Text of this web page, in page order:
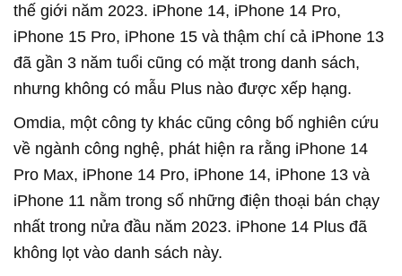
thế giới năm 2023. iPhone 14, iPhone 14 Pro,
iPhone 15 Pro, iPhone 15 và thậm chí cả iPhone 13
đã gần 3 năm tuổi cũng có mặt trong danh sách,
nhưng không có mẫu Plus nào được xếp hạng.
Omdia, một công ty khác cũng công bố nghiên cứu
về ngành công nghệ, phát hiện ra rằng iPhone 14
Pro Max, iPhone 14 Pro, iPhone 14, iPhone 13 và
iPhone 11 nằm trong số những điện thoại bán chạy
nhất trong nửa đầu năm 2023. iPhone 14 Plus đã
không lọt vào danh sách này.